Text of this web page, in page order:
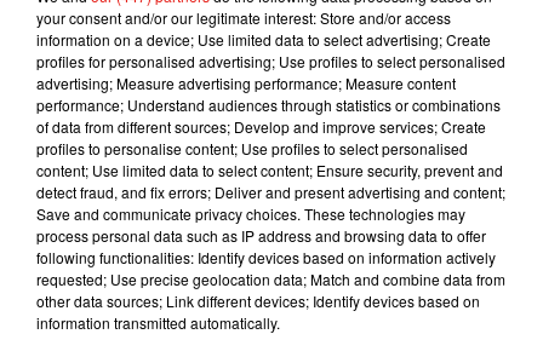
7 août 2026
Julien Lieb s’essaye à la vie de chatelain
dans son nouveau clip
7 août 2026
Madonna sort enfin le remix de « Love
Sensation » avec Kylie Minogue
your consent and/or our legitimate interest: Store and/or access
information on a device; Use limited data to select advertising; Create
profiles for personalised advertising; Use profiles to select personalised
advertising; Measure advertising performance; Measure content
performance; Understand audiences through statistics or combinations
of data from different sources; Develop and improve services; Create
profiles to personalise content; Use profiles to select personalised
content; Use limited data to select content; Ensure security, prevent and
detect fraud, and fix errors; Deliver and present advertising and content;
Save and communicate privacy choices. These technologies may
process personal data such as IP address and browsing data to offer
following functionalities: Identify devices based on information actively
requested; Use precise geolocation data; Match and combine data from
other data sources; Link different devices; Identify devices based on
information transmitted automatically.